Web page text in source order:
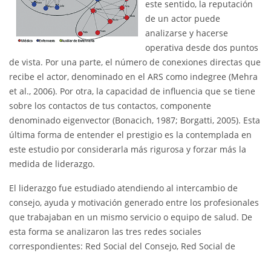
este sentido, la reputación
de un actor puede
analizarse y hacerse
operativa desde dos puntos
de vista. Por una parte, el número de conexiones directas que
recibe el actor, denominado en el ARS como indegree (Mehra
et al., 2006). Por otra, la capacidad de influencia que se tiene
sobre los contactos de tus contactos, componente
denominado eigenvector (Bonacich, 1987; Borgatti, 2005). Esta
última forma de entender el prestigio es la contemplada en
este estudio por considerarla más rigurosa y forzar más la
medida de liderazgo.
El liderazgo fue estudiado atendiendo al intercambio de
consejo, ayuda y motivación generado entre los profesionales
que trabajaban en un mismo servicio o equipo de salud. De
esta forma se analizaron las tres redes sociales
correspondientes: Red Social del Consejo, Red Social de